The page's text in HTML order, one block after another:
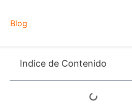
Blog
Indice de Contenido